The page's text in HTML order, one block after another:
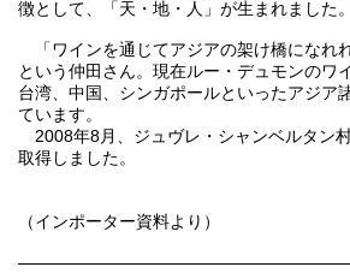
徴として、「天・地・人」が生まれました。
「ワインを通じてアジアの架け橋になれ
という仲田さん。現在ルー・デュモンのワ
台湾、中国、シンガポールといったアジア
ています。
2008年8月、ジュヴレ・シャンベルタン
取得しました。
（インポーター資料より）